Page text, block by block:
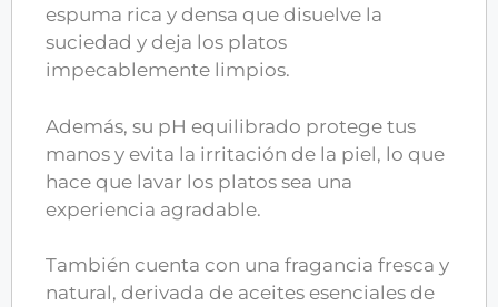
espuma rica y densa que disuelve la
suciedad y deja los platos
impecablemente limpios.
Además, su pH equilibrado protege tus
manos y evita la irritación de la piel, lo que
hace que lavar los platos sea una
experiencia agradable.
También cuenta con una fragancia fresca y
natural, derivada de aceites esenciales de